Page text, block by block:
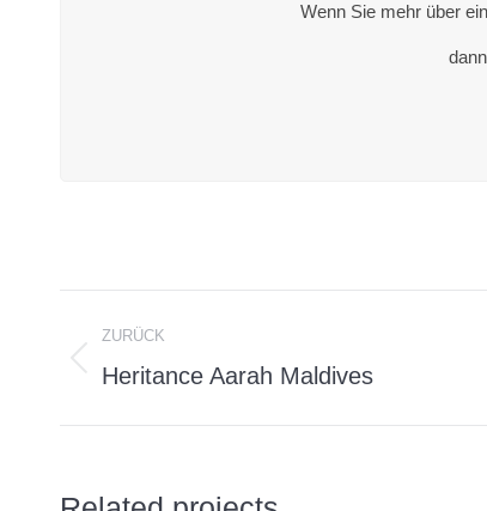
Wenn Sie mehr über
Project
navigation
ZURÜCK
Previous
Heritance Aarah Maldives